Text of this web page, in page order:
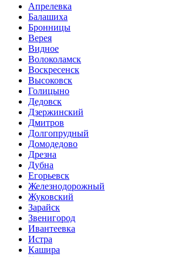
Апрелевка
Балашиха
Бронницы
Верея
Видное
Волоколамск
Воскресенск
Высоковск
Голицыно
Дедовск
Дзержинский
Дмитров
Долгопрудный
Домодедово
Дрезна
Дубна
Егорьевск
Железнодорожный
Жуковский
Зарайск
Звенигород
Ивантеевка
Истра
Кашира